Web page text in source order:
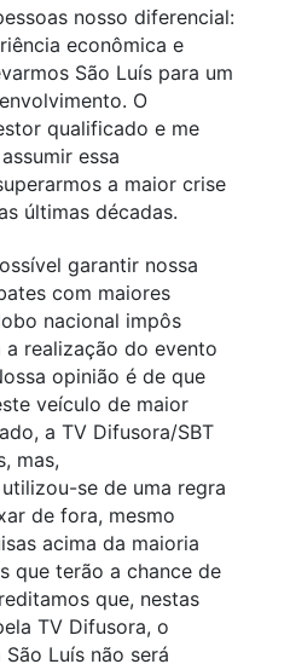
nosso diferencial:
econômica e
São Luís para um
O
qualificado e me
essa
a maior crise
últimas décadas.
garantir nossa
com maiores
nacional impôs
realização do evento
opinião é de que
veículo de maior
a TV Difusora/SBT
mas,
se de uma regra
de fora, mesmo
acima da maioria
que terão a chance de
que, nestas
TV Difusora, o
Luís não será